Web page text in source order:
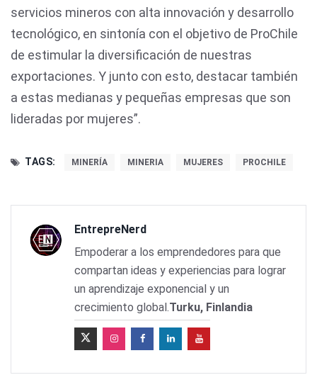
servicios mineros con alta innovación y desarrollo
tecnológico, en sintonía con el objetivo de ProChile
de estimular la diversificación de nuestras
exportaciones. Y junto con esto, destacar también
a estas medianas y pequeñas empresas que son
lideradas por mujeres”.
TAGS: MINERÍA MINERIA MUJERES PROCHILE
EntrepreNerd
Empoderar a los emprendedores para que
compartan ideas y experiencias para lograr
un aprendizaje exponencial y un
crecimiento global.Turku, Finlandia